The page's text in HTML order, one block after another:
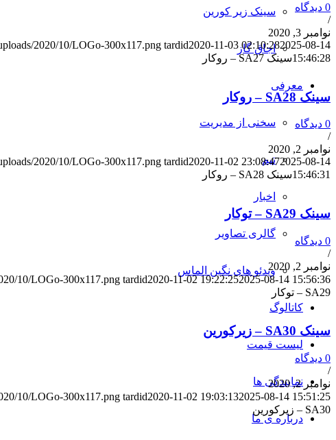
سینک زیر کورین
اجاق گاز
معرفی
سخنی از مدیریت
تیم
اخبار
گالری تصاویر
ویدئو های نگین الماس
کاتالوگ
لیست قیمت
نمایندگی ها
درباره ی ما
0 دیدگاه
/
نوامبر 3, 2020
2020/10/LOGo-300x117.png tardid2020-11-03 02:10:282025-08-14
15:46:28سینک SA27 – روکار
سینک SA28 – روکار
0 دیدگاه
/
نوامبر 2, 2020
2020/10/LOGo-300x117.png tardid2020-11-02 23:08:472025-08-14
15:46:31سینک SA28 – روکار
سینک SA29 – توکار
0 دیدگاه
/
نوامبر 2, 2020
10/LOGo-300x117.png tardid2020-11-02 19:22:252025-08-14 15:56:36
SA29 – توکار
سینک SA30 – زیرکورین
0 دیدگاه
/
نوامبر 2, 2020
10/LOGo-300x117.png tardid2020-11-02 19:03:132025-08-14 15:51:25
SA30 – زیرکورین